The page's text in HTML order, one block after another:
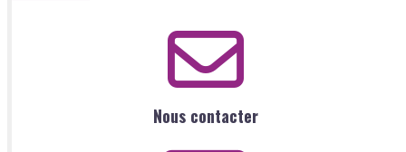
Nous contacter